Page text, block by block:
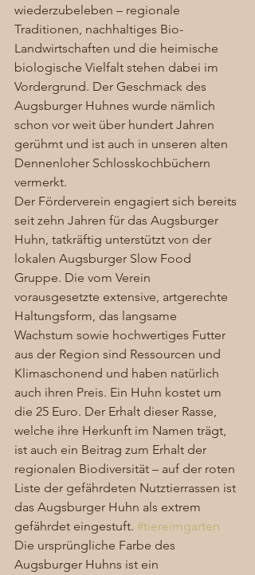
wiederzubeleben – regionale
Traditionen, nachhaltiges Bio-
Landwirtschaften und die heimische
biologische Vielfalt stehen dabei im
Vordergrund. Der Geschmack des
Augsburger Huhnes wurde nämlich
schon vor weit über hundert Jahren
gerühmt und ist auch in unseren alten
Dennenloher Schlosskochbüchern
vermerkt.
Der Förderverein engagiert sich bereits
seit zehn Jahren für das Augsburger
Huhn, tatkräftig unterstützt von der
lokalen Augsburger Slow Food
Gruppe. Die vom Verein
vorausgesetzte extensive, artgerechte
Haltungsform, das langsame
Wachstum sowie hochwertiges Futter
aus der Region sind Ressourcen und
Klimaschonend und haben natürlich
auch ihren Preis. Ein Huhn kostet um
die 25 Euro. Der Erhalt dieser Rasse,
welche ihre Herkunft im Namen trägt,
ist auch ein Beitrag zum Erhalt der
regionalen Biodiversität – auf der roten
Liste der gefährdeten Nutztierrassen ist
das Augsburger Huhn als extrem
gefährdet eingestuft. #tiereimgarten
Die ursprüngliche Farbe des
Augsburger Huhns ist ein